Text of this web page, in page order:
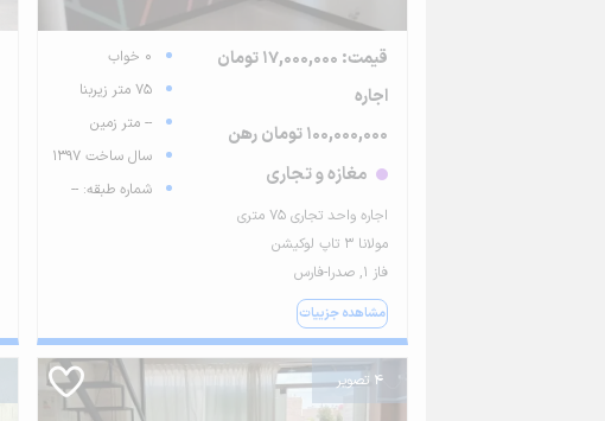
قیمت: 17,000,000 تومان
اجاره
100,000,000 تومان رهن
مغازه و تجاری
اجاره واحد تجاری 75 متری
مولانا 3 تاپ لوکیشن
فاز ۱, صدرا-فارس
مشاهده جزییات
0 خواب
75 متر زیربنا
-- متر زمین
سال ساخت 1397
شماره طبقه: --
4 تصویر